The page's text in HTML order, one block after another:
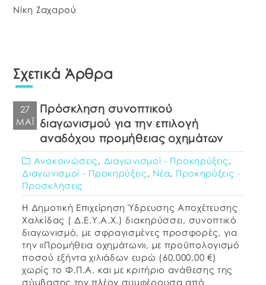
Νίκη Ζαχαρού
Σχετικά Άρθρα
27
ΜΆΙ
Πρόσκληση συνοπτικού
διαγωνισμού για την επιλογή
αναδόχου προμήθειας οχημάτων
Ανακοινώσεις , Διαγωνισμοί - Προκηρύξεις ,
Διαγωνισμοί - Προκηρύξεις , Νέα, Προκηρύξεις -
Προσκλήσεις
Η Δημοτική Επιχείρηση Ύδρευσης Αποχέτευσης
Χαλκίδας ( Δ.Ε.Υ.Α.Χ.) διακηρύσσει, συνοπτικό
διαγωνισμό, με σφραγισμένες προσφορές, για
την «Προμήθεια οχημάτων», με προϋπολογισμό
ποσού εξήντα χιλιάδων ευρώ (60.000,00 €)
χωρίς το Φ.Π.Α, και με κριτήριο ανάθεσης της
σύμβασης την πλέον συμφέρουσα από